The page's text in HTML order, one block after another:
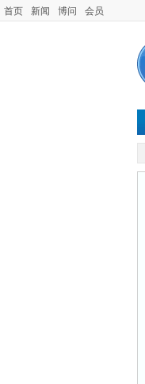
首页 新闻 博问 会员